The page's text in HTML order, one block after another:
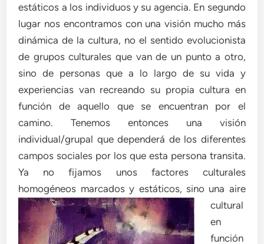
estáticos a los individuos y su agencia. En segundo
lugar nos encontramos con una visión mucho más
dinámica de la cultura, no el sentido evolucionista
de grupos culturales que van de un punto a otro,
sino de personas que a lo largo de su vida y
experiencias van recreando su propia cultura en
función de aquello que se encuentran por el
camino. Tenemos entonces una visión
individual/grupal que dependerá de los diferentes
campos sociales por los que esta persona transita.
Ya no fijamos unos factores culturales
homogéneos marcados y estáticos, sino una aire
cultural
en
función